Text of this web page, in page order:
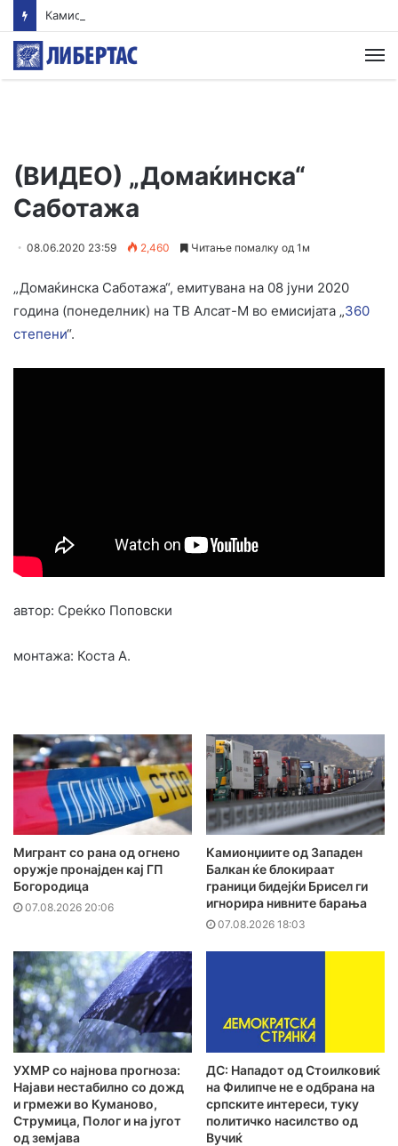
(ВИДЕО) „Домаќинска“
Саботажа
08.06.2020 23:59 2,460 Читање помалку од 1м
„Домаќинска Саботажа“, емитувана на 08 јуни 2020
година (понеделник) на ТВ Алсат-М во емисијата „360
степени“.
автор: Среќко Поповски
монтажа: Коста А.
Мигрант со рана од огнено
оружје пронајден кај ГП
Богородица
07.08.2026 20:06
Камионџиите од Западен
Балкан ќе блокираат
граници бидејќи Брисел ги
игнорира нивните барања
07.08.2026 18:03
УХМР со најнова прогноза:
Најави нестабилно со дожд
и грмежи во Куманово,
Струмица, Полог и на југот
од земјава
ДС: Нападот од Стоилковиќ
на Филипче не е одбрана на
српските интереси, туку
политичко насилство од
Вучиќ